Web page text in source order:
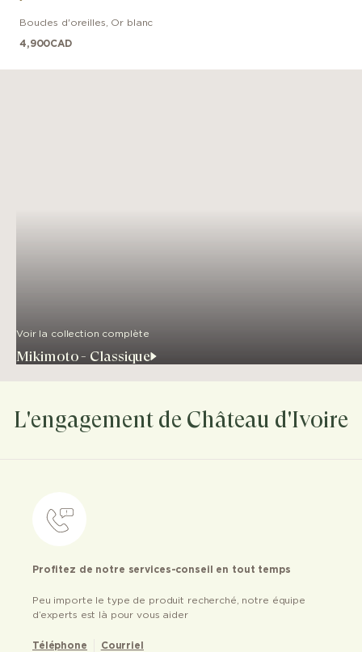
Boucles d'oreilles Or blanc
4,900CAD
Voir la collection complète
Mikimoto - Classique
L'engagement de Château d'Ivoire
Profitez de notre services-conseil en tout temps
Peu importe le type de produit recherché, notre équipe
d’experts est là pour vous aider
Téléphone Courriel